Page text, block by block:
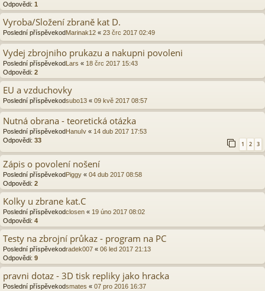
Odpovědi: 1
Vyroba/Složení zbraně kat D.
Poslední příspěvekodMarinak12 « 23 črc 2017 02:49
Vydej zbrojniho prukazu a nakupni povoleni
Poslední příspěvekodLars « 18 črc 2017 15:43
Odpovědi: 2
EU a vzduchovky
Poslední příspěvekodsubo13 « 09 kvě 2017 08:57
Nutná obrana - teoretická otázka
Poslední příspěvekodHanuIv « 14 dub 2017 17:53
Odpovědi: 33
1 2 3
Zápis o povolení nošení
Poslední příspěvekod Piggy « 04 dub 2017 08:58
Odpovědi: 2
Kolky u zbrane kat.C
Poslední příspěvekodclosen « 19 úno 2017 08:02
Odpovědi: 4
Testy na zbrojní průkaz - program na PC
Poslední příspěvekodradek007 « 06 led 2017 21:13
Odpovědi: 9
pravni dotaz - 3D tisk repliky jako hracka
Poslední příspěvekodsmates « 07 pro 2016 16:37